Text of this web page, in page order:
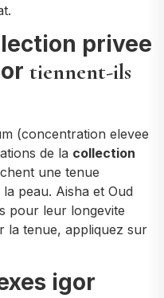
privee
tiennent-ils
(concentration elevee
de la collection
une tenue
peau. Aisha et Oud
pour leur longevite
la tenue, appliquez sur
igor